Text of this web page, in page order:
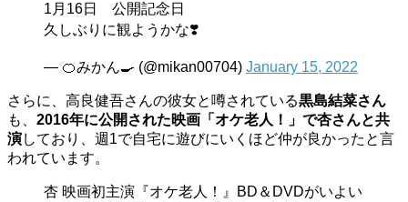
1月16日 公開記念日
久しぶりに観ようかな❣️
— 🍊みかん🍳 (@mikan00704) January 15, 2022
さらに、高良健吾さんの彼女と噂されている黒島結菜さん
も、 2016年に公開された映画「オケ老人！」で杏さんと共
演しており、週1で自宅に遊びにいくほど仲が良かったと言
われています。
杏 映画初主演『オケ老人！』BD＆DVDがいよい